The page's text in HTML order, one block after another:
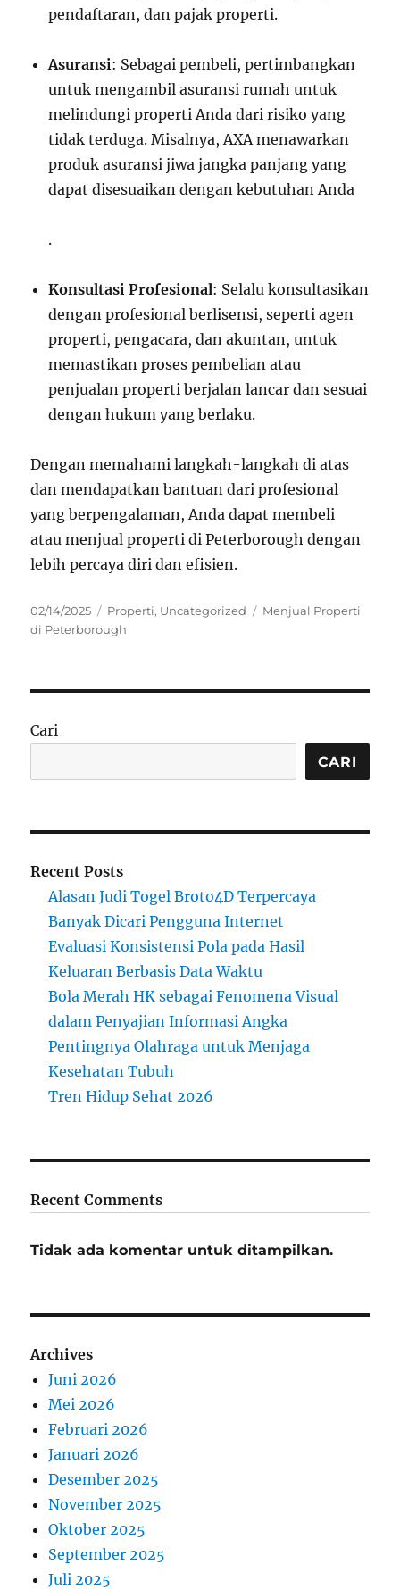
pendaftaran, dan pajak properti.
Asuransi: Sebagai pembeli, pertimbangkan
untuk mengambil asuransi rumah untuk
melindungi properti Anda dari risiko yang
tidak terduga. Misalnya, AXA menawarkan
produk asuransi jiwa jangka panjang yang
dapat disesuaikan dengan kebutuhan Anda
.
Konsultasi Profesional: Selalu konsultasikan
dengan profesional berlisensi, seperti agen
properti, pengacara, dan akuntan, untuk
memastikan proses pembelian atau
penjualan properti berjalan lancar dan sesuai
dengan hukum yang berlaku.
Dengan memahami langkah-langkah di atas
dan mendapatkan bantuan dari profesional
yang berpengalaman, Anda dapat membeli
atau menjual properti di Peterborough dengan
lebih percaya diri dan efisien.
Posted
on
02/14/2025 Categories
Properti, Uncategorized Tags
Menjual Properti
di Peterborough
Cari
CARI
Recent Posts
Alasan Judi Togel Broto4D Terpercaya
Banyak Dicari Pengguna Internet
Evaluasi Konsistensi Pola pada Hasil
Keluaran Berbasis Data Waktu
Bola Merah HK sebagai Fenomena Visual
dalam Penyajian Informasi Angka
Pentingnya Olahraga untuk Menjaga
Kesehatan Tubuh
Tren Hidup Sehat 2026
Recent Comments
Tidak ada komentar untuk ditampilkan.
Archives
Juni 2026
Mei 2026
Februari 2026
Januari 2026
Desember 2025
November 2025
Oktober 2025
September 2025
Juli 2025